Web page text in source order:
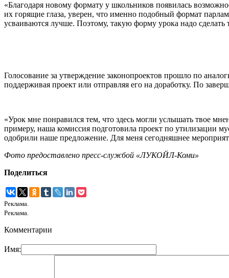
«Благодаря новому формату у школьников появилась
их горящие глаза, уверен, что именно подобный формат
усваиваются лучше. Поэтому, такую форму урока надо
Голосование за утверждение законопроектов прошло по
поддерживая проект или отправляя его на доработку. По
«Урок мне понравился тем, что здесь могли услышать твое
примеру, наша комиссия подготовила проект по утилизации
одобрили наше предложение. Для меня сегодняшнее
Фото предоставлено пресс-службой «ЛУКОЙЛ-Коми»
Поделиться
Реклама.
Реклама.
Комментарии
Имя: